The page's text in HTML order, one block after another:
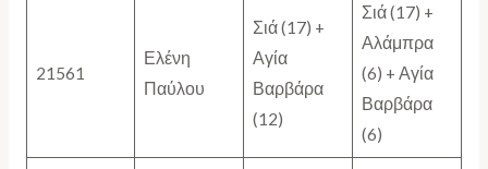
21561
Ελένη
Παύλου
Σιά (17) +
Αγία
Βαρβάρα
(12)
Σιά (17) +
Αλάμπρα
(6) + Αγία
Βαρβάρα
(6)